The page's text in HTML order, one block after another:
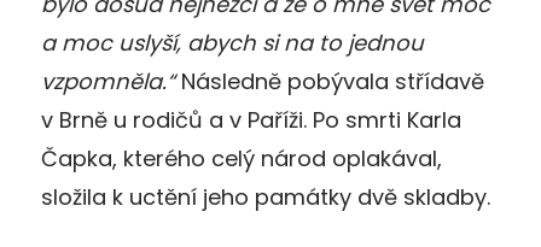
a moc uslyší, abych si na to jednou
vzpomněla.“Následně pobývala střídavě
v Brně u rodičů a v Paříži. Po smrti Karla
Čapka, kterého celý národ oplakával,
složila k uctění jeho památky dvě skladby.